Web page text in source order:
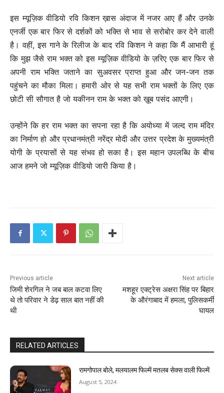
इस म्यूज़िक वीडियो रवि किशन ख़ास अंदाज में नजर आए हैं और उनके
एनर्जी एक बार फिर से दर्शकों को भक्ति से भाव से सरोबोर कर देने वाली
है। वहीं, इस गाने के रिलीज के बाद रवि किशन ने कहा कि मैं आभारी हूं
कि मुझ जैसे राम भक्त को इस म्यूज़िक वीडियो के ज़रिए एक बार फिर से
अपनी राम भक्ति जताने का सुअवसर प्राप्त हुआ और जन-जन तक
पहुंचने का मौका मिला। हमारी ओर से यह सभी राम भक्तों के लिए एक
छोटी सी सौगात है जो यकीनन राम के भक्त को ख़ूब पसंद आएगी।
उन्होंने कि हर राम भक्त का सपना रहा है कि अयोध्या में जल्द राम मंदिर
का निर्माण हो और प्रधानमंत्री नरेंद्र मोदी और उत्तर प्रदेश के मुख्यमंत्री
योगी के प्रयासों से यह संभव हो सका है। इस महान उपलब्धि के बीच
आज हमने जो म्यूज़िक वीडियो जारी किया है।
Previous article
जिमी शेरगिल ने जब बाल कटवा लिए
थे तो परिवार ने डेढ़ साल बात नहीं की
थी
Next article
मशहूर एक्ट्रेस अक्षरा सिंह पर बिहार
के औरंगाबाद में हमला, पुलिसकर्मी
घायल
RELATED ARTICLES
रामगोपाल बोले, मलयालम फिल्में मतलब सेक्स वाली फिल्में
August 5, 2024